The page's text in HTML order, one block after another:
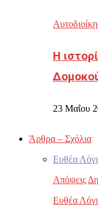
Η
23 Μαΐου
Άρθρα – Σχόλια
Ευθέα
Απόψεις
Ευθέα